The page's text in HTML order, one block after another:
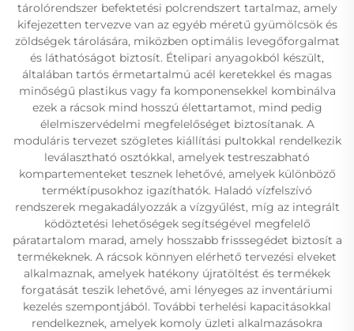
tárolórendszer befektetési polcrendszert tartalmaz, amely
kifejezetten tervezve van az egyéb méretű gyümölcsök és
zöldségek tárolására, miközben optimális levegőforgalmat
és láthatóságot biztosít. Ételipari anyagokból készült,
általában tartós érmetartalmú acél keretekkel és magas
minőségű plastikus vagy fa komponensekkel kombinálva
ezek a rácsok mind hosszú élettartamot, mind pedig
élelmiszervédelmi megfelelőséget biztosítanak. A
moduláris tervezet szögletes kiállítási pultokkal rendelkezik
leválasztható osztókkal, amelyek testreszabható
kompartementeket tesznek lehetővé, amelyek különböző
terméktípusokhoz igazíthatók. Haladó vízfelszívó
rendszerek megakadályozzák a vízgyűlést, míg az integrált
ködöztetési lehetőségek segítségével megfelelő
páratartalom marad, amely hosszabb frisssegédet biztosít a
termékeknek. A rácsok könnyen elérhető tervezési elveket
alkalmaznak, amelyek hatékony újratöltést és termékek
forgatását teszik lehetővé, ami lényeges az inventáriumi
kezelés szempontjából. További terhelési kapacitásokkal
rendelkeznek, amelyek komoly üzleti alkalmazásokra